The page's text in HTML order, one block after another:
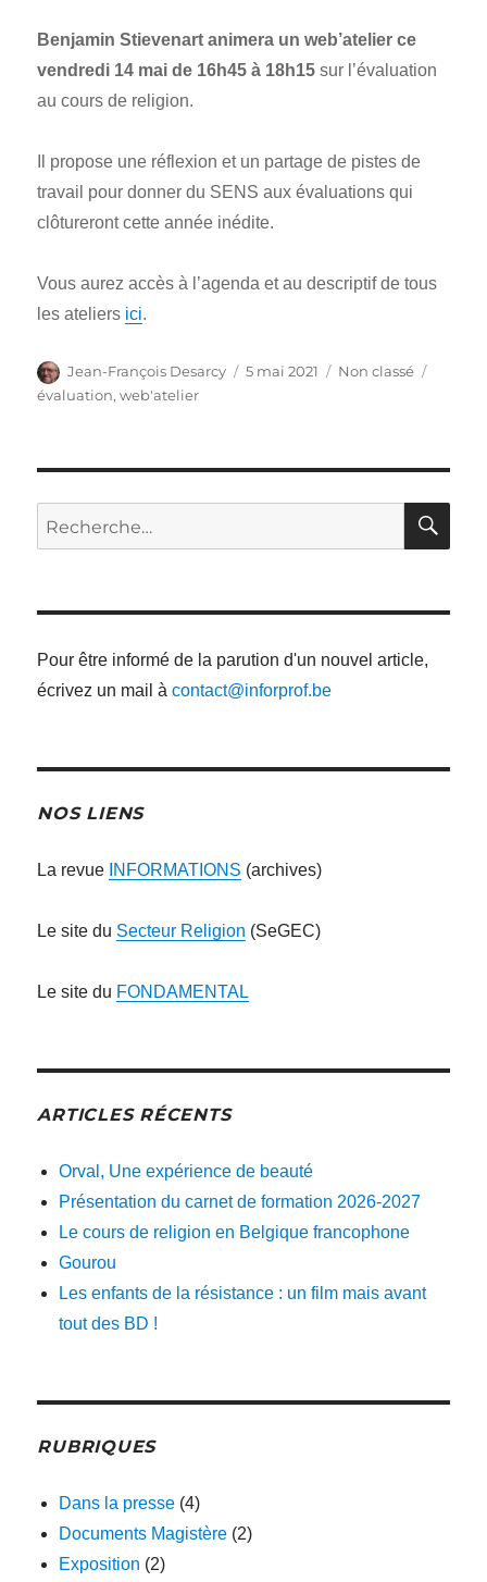
Benjamin Stievenart animera un web’atelier ce
vendredi 14 mai de 16h45 à 18h15 sur l’évaluation
au cours de religion.
Il propose une réflexion et un partage de pistes de
travail pour donner du SENS aux évaluations qui
clôtureront cette année inédite.
Vous aurez accès à l’agenda et au descriptif de tous
les ateliers ici.
Auteur
Jean-François Desarcy
Publié
5 mai 2021 Catégories
Non classé
évaluation,web'atelier
Recherche
pour
Pour être informé de la parution d'un nouvel article,
écrivez un mail àcontact@inforprof.be
NOS LIENS
La revue INFORMATIONS (archives)
Le site du Secteur Religion (SeGEC)
Le site du FONDAMENTAL
ARTICLES RÉCENTS
Orval, Une expérience de beauté
Présentation du carnet de formation 2026-2027
Le cours de religion en Belgique francophone
Gourou
Les enfants de la résistance : un film mais avant
tout des BD !
RUBRIQUES
Dans la presse (4)
Documents Magistère (2)
Exposition (2)